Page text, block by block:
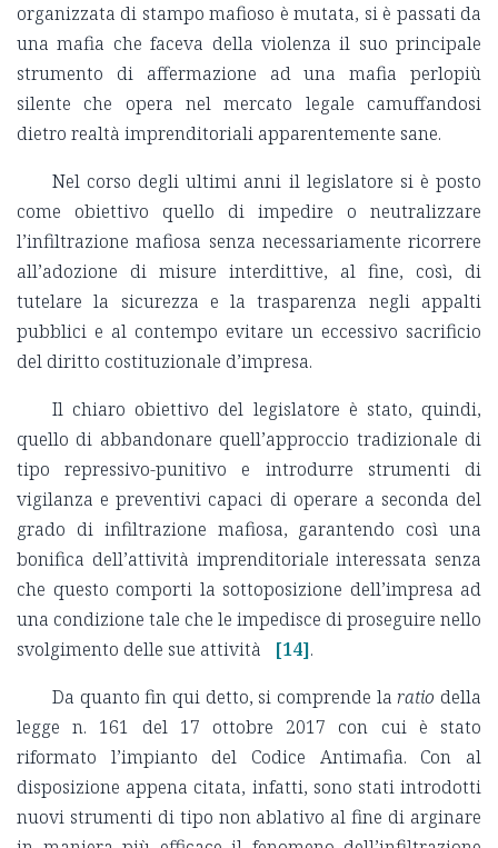
organizzata di stampo mafioso è mutata, si è passati da
una mafia che faceva della violenza il suo principale
strumento di affermazione ad una mafia perlopiù
silente che opera nel mercato legale camuffandosi
dietro realtà imprenditoriali apparentemente sane.
Nel corso degli ultimi anni il legislatore si è posto
come obiettivo quello di impedire o neutralizzare
l’infiltrazione mafiosa senza necessariamente ricorrere
all’adozione di misure interdittive, al fine, così, di
tutelare la sicurezza e la trasparenza negli appalti
pubblici e al contempo evitare un eccessivo sacrificio
del diritto costituzionale d’impresa.
Il chiaro obiettivo del legislatore è stato, quindi,
quello di abbandonare quell’approccio tradizionale di
tipo repressivo-punitivo e introdurre strumenti di
vigilanza e preventivi capaci di operare a seconda del
grado di infiltrazione mafiosa, garantendo così una
bonifica dell’attività imprenditoriale interessata senza
che questo comporti la sottoposizione dell’impresa ad
una condizione tale che le impedisce di proseguire nello
svolgimento delle sue attività
[14].
Da quanto fin qui detto, si comprende laratio della
legge n. 161 del 17 ottobre 2017 con cui è stato
riformato l’impianto del Codice Antimafia. Con al
disposizione appena citata, infatti, sono stati introdotti
nuovi strumenti di tipo non ablativo al fine di arginare